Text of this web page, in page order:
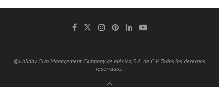
©Holiday Club Management Company de México, S.A. de C.V. Todos los derechos
reservados.